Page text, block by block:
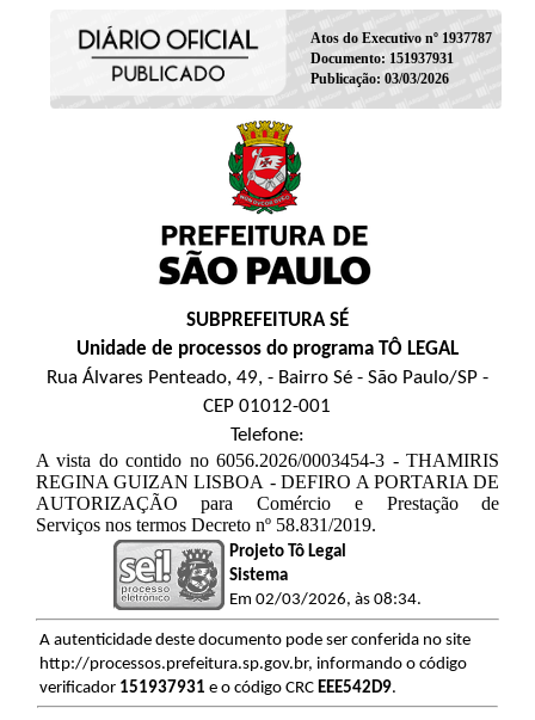
Atos do Executivo nº 1937787
Documento: 151937931
Publicação: 03/03/2026
SUBPREFEITURA SÉ
Unidade de processos do programa TÔ LEGAL
Rua Álvares Penteado, 49, - Bairro Sé - São Paulo/SP -
CEP 01012-001
Telefone:
A vista do contido no 6056.2026/0003454-3 - THAMIRIS
REGINA GUIZAN LISBOA - DEFIRO A PORTARIA DE
AUTORIZAÇÃO para Comércio e Prestação de
Serviços nos termos Decreto nº 58.831/2019.
Projeto Tô Legal
Sistema
Em 02/03/2026, às 08:34.
A autenticidade deste documento pode ser conferida no site
http://processos.prefeitura.sp.gov.br, informando o código
verificador 151937931 e o código CRC EEE542D9.